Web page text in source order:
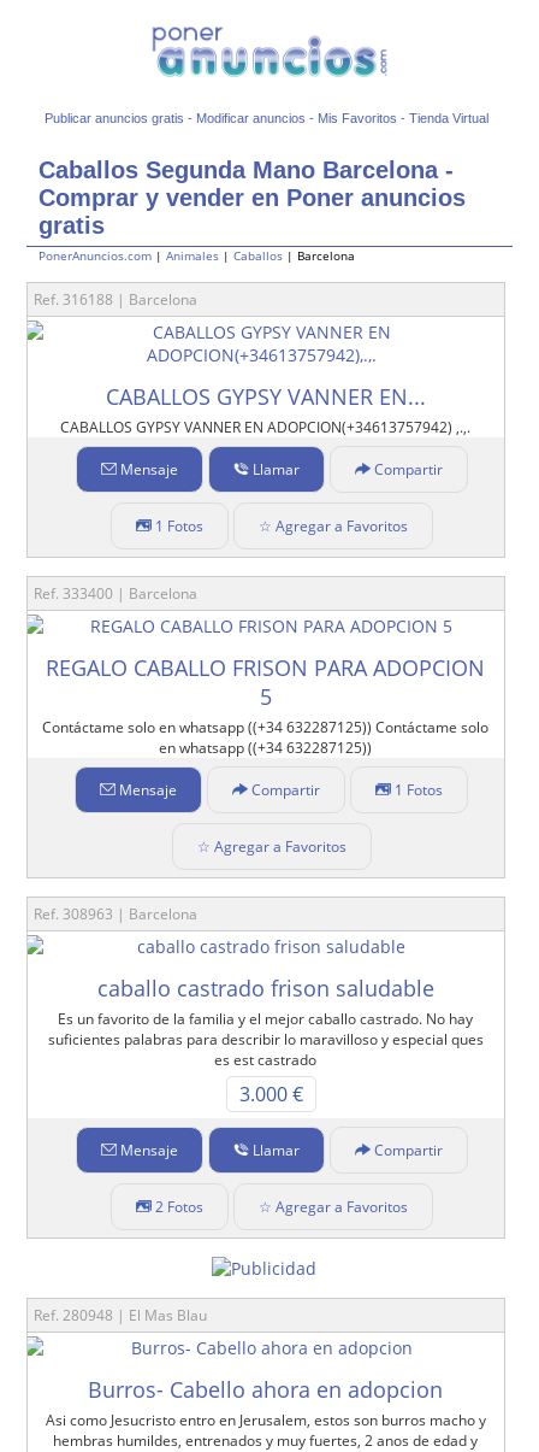
Publicar anuncios gratis - Modificar anuncios - Mis Favoritos -Tienda Virtual
Caballos Segunda Mano Barcelona -
Comprar y vender en Poner anuncios
gratis
PonerAnuncios.com |Animales |Caballos | Barcelona
Ref. 316188 | Barcelona
CABALLOS GYPSY VANNER EN...
CABALLOS GYPSY VANNER EN ADOPCION(+34613757942) ,.,.
Mensaje Llamar Compartir
1 Fotos ☆ Agregar a Favoritos
Ref. 333400 | Barcelona
REGALO CABALLO FRISON PARA ADOPCION
5
Contáctame solo en whatsapp ((+34 632287125)) Contáctame solo
en whatsapp ((+34 632287125))
Mensaje Compartir 1 Fotos
☆ Agregar a Favoritos
Ref. 308963 | Barcelona
caballo castrado frison saludable
Es un favorito de la familia y el mejor caballo castrado. No hay
suficientes palabras para describir lo maravilloso y especial ques
es est castrado
3.000 €
Mensaje Llamar Compartir
2 Fotos ☆ Agregar a Favoritos
Ref. 280948 | El Mas Blau
Burros- Cabello ahora en adopcion
Asi como Jesucristo entro en Jerusalem, estos son burros macho y
hembras humildes, entrenados y muy fuertes, 2 anos de edad y